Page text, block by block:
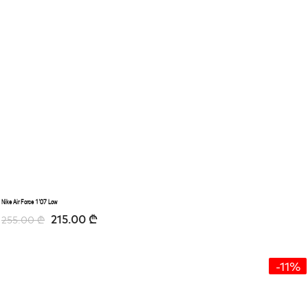
Nike Air Force 1’07 Low
255.00₾ 215.00 ₾
-11%